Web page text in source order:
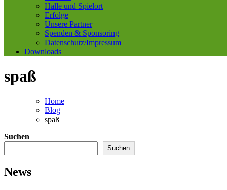
Halle und Spielort
Erfolge
Unsere Partner
Spenden & Sponsoring
Datenschutz/Impressum
Downloads
spaß
Home
Blog
spaß
Suchen
Suchen
News